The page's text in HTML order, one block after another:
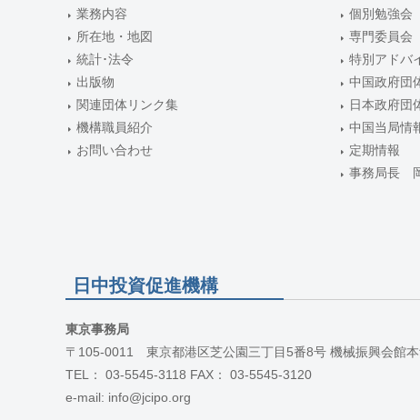
業務内容
所在地・地図
統計･法令
出版物
関連団体リンク集
機構職員紹介
お問い合わせ
個別勉強会
専門委員会
特別アドバ
中国政府団
日本政府団
中国当局情
定期情報
事務局長
日中投資促進機構
東京事務局
〒105-0011 東京都港区芝公園三丁目5番8号 機械振興会館
TEL： 03-5545-3118 FAX： 03-5545-3120
e-mail: info@jcipo.org